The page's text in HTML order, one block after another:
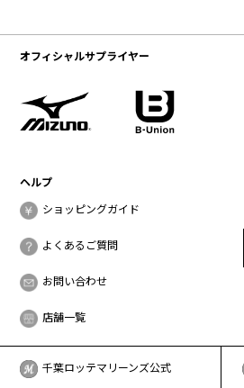
オフィシャルサプライヤー
ヘルプ
ショッピングガイド
よくあるご質問
お問い合わせ
店舗一覧
千葉ロッテマリーンズ公式